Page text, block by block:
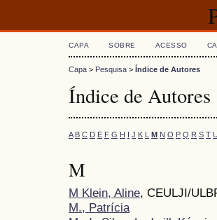
CAPA SOBRE ACESSO
Capa > Pesquisa > Índice de Autores
Índice de Autores
A B C D E F G H I J K L M N O P Q R S T U
M
M Klein, Aline, CEULJI/
M., Patrícia